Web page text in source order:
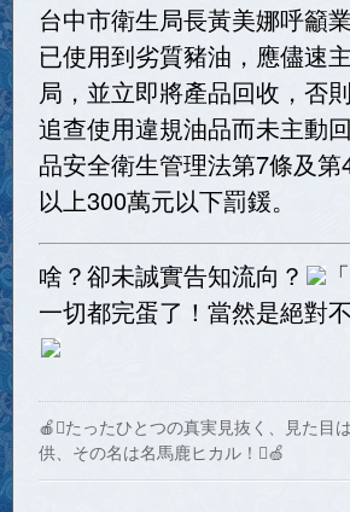
台中市衛生局長黃美娜呼籲
已使用到劣質豬油，應儘速
局，並立即將產品回收，否
追查使用違規油品而未主動
品安全衛生管理法第7條及
以上300萬元以下罰鍰。
啥？卻未誠實告知流向？
一切都完蛋了！當然是絕對
🍎たったひとつの真実見抜く、見た目
供、その名は名馬鹿ヒカル！🍏